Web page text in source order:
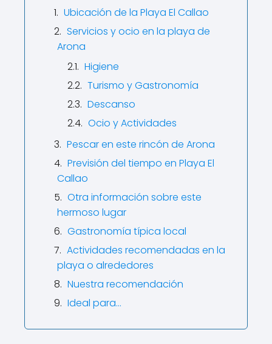
Ubicación de la Playa El Callao
Servicios y ocio en la playa de
Arona
Higiene
Turismo y Gastronomía
Descanso
Ocio y Actividades
Pescar en este rincón de Arona
Previsión del tiempo en Playa El
Callao
Otra información sobre este
hermoso lugar
Gastronomía típica local
Actividades recomendadas en la
playa o alrededores
Nuestra recomendación
Ideal para…